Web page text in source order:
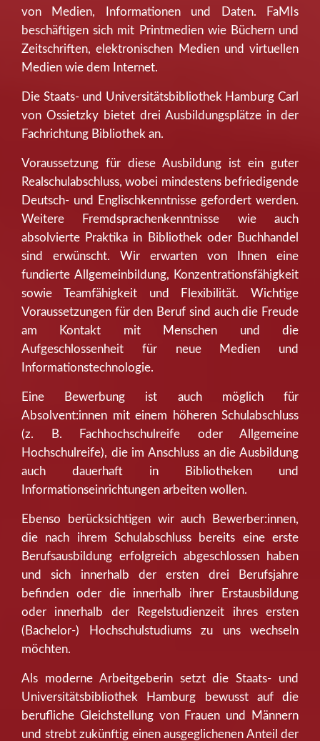
von Medien, Informationen und Daten. FaMIs
beschäftigen sich mit Printmedien wie Büchern und
Zeitschriften, elektronischen Medien und virtuellen
Medien wie dem Internet.
Die Staats- und Universitätsbibliothek Hamburg Carl
von Ossietzky bietet drei Ausbildungsplätze in der
Fachrichtung Bibliothek an.
Voraussetzung für diese Ausbildung ist ein guter
Realschulabschluss, wobei mindestens befriedigende
Deutsch- und Englischkenntnisse gefordert werden.
Weitere Fremdsprachenkenntnisse wie auch
absolvierte Praktika in Bibliothek oder Buchhandel
sind erwünscht. Wir erwarten von Ihnen eine
fundierte Allgemeinbildung, Konzentrationsfähigkeit
sowie Teamfähigkeit und Flexibilität. Wichtige
Voraussetzungen für den Beruf sind auch die Freude
am Kontakt mit Menschen und die
Aufgeschlossenheit für neue Medien und
Informationstechnologie.
Eine Bewerbung ist auch möglich für
Absolvent:innen mit einem höheren Schulabschluss
(z. B. Fachhochschulreife oder Allgemeine
Hochschulreife), die im Anschluss an die Ausbildung
auch dauerhaft in Bibliotheken und
Informationseinrichtungen arbeiten wollen.
Ebenso berücksichtigen wir auch Bewerber:innen,
die nach ihrem Schulabschluss bereits eine erste
Berufsausbildung erfolgreich abgeschlossen haben
und sich innerhalb der ersten drei Berufsjahre
befinden oder die innerhalb ihrer Erstausbildung
oder innerhalb der Regelstudienzeit ihres ersten
(Bachelor-) Hochschulstudiums zu uns wechseln
möchten.
Als moderne Arbeitgeberin setzt die Staats- und
Universitätsbibliothek Hamburg bewusst auf die
berufliche Gleichstellung von Frauen und Männern
und strebt zukünftig einen ausgeglichenen Anteil der